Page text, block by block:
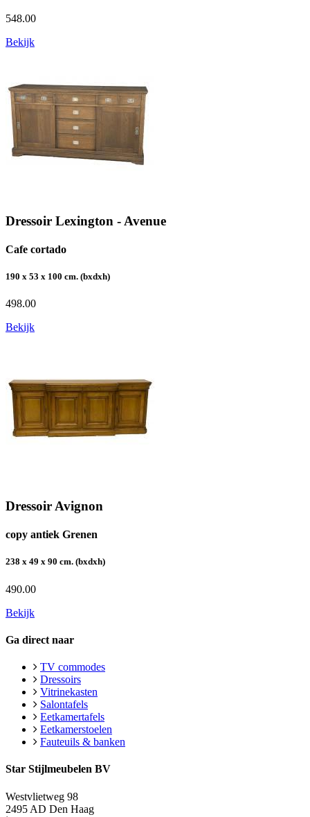
548.00
Bekijk
Dressoir Lexington - Avenue
Cafe cortado
190 x 53 x 100 cm. (bxdxh)
498.00
Bekijk
Dressoir Avignon
copy antiek Grenen
238 x 49 x 90 cm. (bxdxh)
490.00
Bekijk
Ga direct naar
TV commodes
Dressoirs
Vitrinekasten
Salontafels
Eetkamertafels
Eetkamerstoelen
Fauteuils & banken
Star Stijlmeubelen BV
Westvlietweg 98
2495 AD Den Haag